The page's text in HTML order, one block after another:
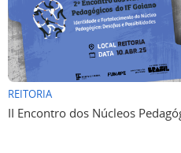
REITORIA
II Encontro dos Núcleos